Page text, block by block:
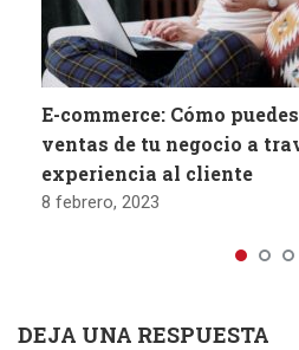
E-commerce: Cómo
ventas de tu negocio a
experiencia al cliente
8 febrero, 2023
DEJA UNA RESPUESTA